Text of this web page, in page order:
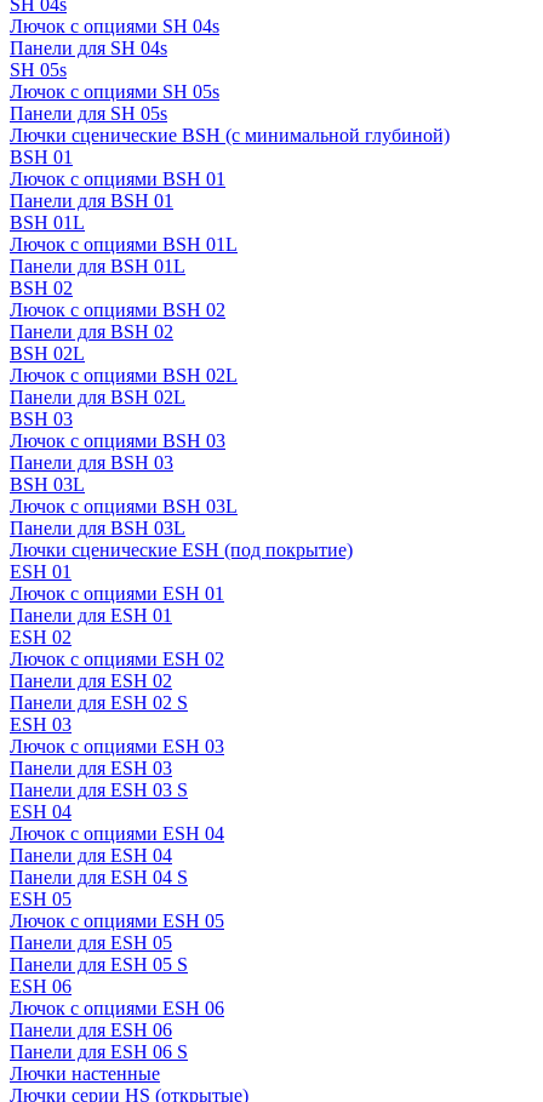
SH 04s
Лючок с опциями SH 04s
Панели для SH 04s
SH 05s
Лючок с опциями SH 05s
Панели для SH 05s
Лючки сценические BSH (с минимальной глубиной)
BSH 01
Лючок с опциями BSH 01
Панели для BSH 01
BSH 01L
Лючок с опциями BSH 01L
Панели для BSH 01L
BSH 02
Лючок с опциями BSH 02
Панели для BSH 02
BSH 02L
Лючок с опциями BSH 02L
Панели для BSH 02L
BSH 03
Лючок с опциями BSH 03
Панели для BSH 03
BSH 03L
Лючок с опциями BSH 03L
Панели для BSH 03L
Лючки сценические ESH (под покрытие)
ESH 01
Лючок с опциями ESH 01
Панели для ESH 01
ESH 02
Лючок с опциями ESH 02
Панели для ESH 02
Панели для ESH 02 S
ESH 03
Лючок с опциями ESH 03
Панели для ESH 03
Панели для ESH 03 S
ESH 04
Лючок с опциями ESH 04
Панели для ESH 04
Панели для ESH 04 S
ESH 05
Лючок с опциями ESH 05
Панели для ESH 05
Панели для ESH 05 S
ESH 06
Лючок с опциями ESH 06
Панели для ESH 06
Панели для ESH 06 S
Лючки настенные
Лючки серии HS (открытые)